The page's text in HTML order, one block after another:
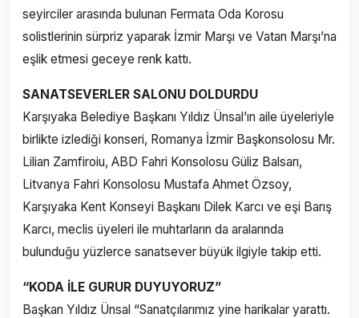
seyirciler arasında bulunan Fermata Oda Korosu
solistlerinin sürpriz yaparak İzmir Marşı ve Vatan Marşı’na
eşlik etmesi geceye renk kattı.
SANATSEVERLER SALONU DOLDURDU
Karşıyaka Belediye Başkanı Yıldız Ünsal’ın aile üyeleriyle
birlikte izlediği konseri, Romanya İzmir Başkonsolosu Mr.
Lilian Zamfiroiu, ABD Fahri Konsolosu Güliz Balsarı,
Litvanya Fahri Konsolosu Mustafa Ahmet Özsoy,
Karşıyaka Kent Konseyi Başkanı Dilek Karcı ve eşi Barış
Karcı, meclis üyeleri ile muhtarların da aralarında
bulunduğu yüzlerce sanatsever büyük ilgiyle takip etti.
“KODA İLE GURUR DUYUYORUZ”
Başkan Yıldız Ünsal “Sanatçılarımız yine harikalar yarattı.